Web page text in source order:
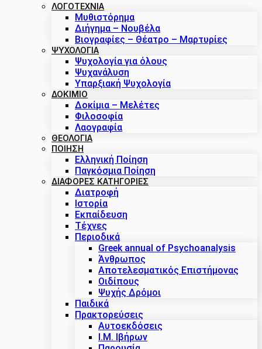
ΛΟΓΟΤΕΧΝΙΑ
Μυθιστόρημα
Διήγημα – Νουβέλα
Βιογραφίες – Θέατρο – Μαρτυρίες
ΨΥΧΟΛΟΓΙΑ
Ψυχολογία για όλους
Ψυχανάλυση
Υπαρξιακή Ψυχολογία
ΔΟΚΊΜΙΟ
Δοκίμια – Μελέτες
Φιλοσοφία
Λαογραφία
ΘΕΟΛΟΓΙΑ
ΠΟΙΗΣΗ
Ελληνική Ποίηση
Παγκόσμια Ποίηση
ΔΙΑΦΟΡΕΣ ΚΑΤΗΓΟΡΙΕΣ
Διατροφή
Ιστορία
Εκπαίδευση
Τέχνες
Περιοδικά
Greek annual of Psychoanalysis
Άνθρωπος
Αποτελεσματικός Επιστήμονας
Οιδίπους
Ψυχής Δρόμοι
Παιδικά
Πρακτoρεύσεις
Αυτοεκδόσεις
Ι.Μ. Ιβήρων